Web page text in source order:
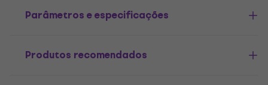
Parâmetros e especificações
Produtos recomendados